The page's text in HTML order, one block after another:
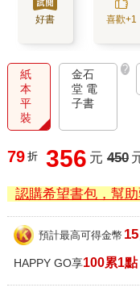
好書 喜歡+1
紙
本
平
裝
金石
堂 電
子書
?
79 折 356 元 450
認購希望書包，幫
預計最高可得金幣 15
HAPPY GO享100累1